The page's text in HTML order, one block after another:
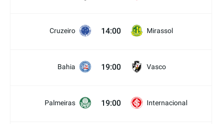
Cruzeiro 14:00 Mirassol
Bahia 19:00 Vasco
Palmeiras 19:00 Internacional